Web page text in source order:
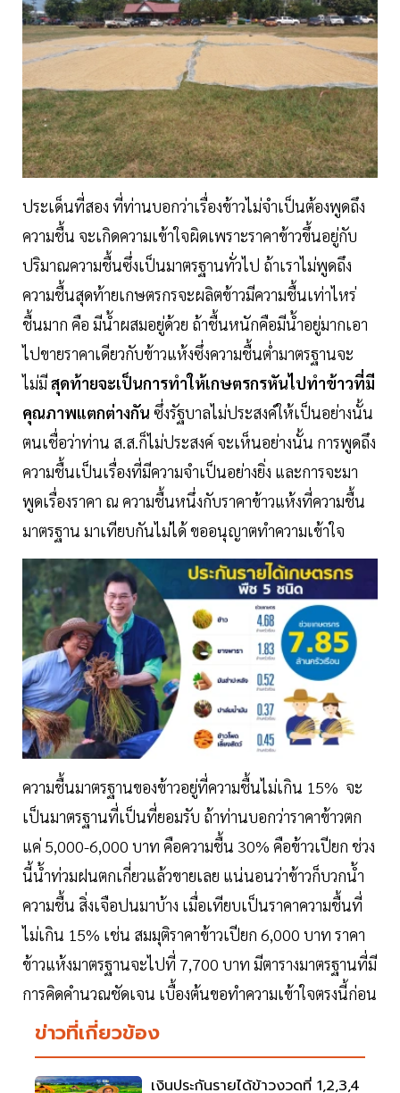
ประเด็นที่สอง ที่ท่านบอกว่าเรื่องข้าวไม่จำเป็นต้องพูดถึง
ความชื้น จะเกิดความเข้าใจผิดเพราะราคาข้าวขึ้นอยู่กับ
ปริมาณความชื้นซึ่งเป็นมาตรฐานทั่วไป ถ้าเราไม่พูดถึง
ความชื้นสุดท้ายเกษตรกรจะผลิตข้าวมีความชื้นเท่าไหร่
ชื้นมาก คือ มีน้ำผสมอยู่ด้วย ถ้าชื้นหนักคือมีน้ำอยู่มากเอา
ไปขายราคาเดียวกับข้าวแห้งซึ่งความชื้นต่ำมาตรฐานจะ
ไม่มีสุดท้ายจะเป็นการทำให้เกษตรกรหันไปทำข้าวที่มี
คุณภาพแตกต่างกัน ซึ่งรัฐบาลไม่ประสงค์ให้เป็นอย่างนั้น
ตนเชื่อว่าท่าน ส.ส.ก็ไม่ประสงค์ จะเห็นอย่างนั้น การพูดถึง
ความชื้นเป็นเรื่องที่มีความจำเป็นอย่างยิ่ง และการจะมา
พูดเรื่องราคา ณ ความชื้นหนึ่งกับราคาข้าวแห้งที่ความชื้น
มาตรฐาน มาเทียบกันไม่ได้ ขออนุญาตทำความเข้าใจ
ความชื้นมาตรฐานของข้าวอยู่ที่ความชื้นไม่เกิน 15% จะ
เป็นมาตรฐานที่เป็นที่ยอมรับ ถ้าท่านบอกว่าราคาข้าวตก
แค่ 5,000-6,000 บาท คือความชื้น 30% คือข้าวเปียก ช่วง
นี้น้ำท่วมฝนตกเกี่ยวแล้วขายเลย แน่นอนว่าข้าวก็บวกน้ำ
ความชื้น สิ่งเจือปนมาบ้าง เมื่อเทียบเป็นราคาความชื้นที่
ไม่เกิน 15% เช่น สมมุติราคาข้าวเปียก 6,000 บาท ราคา
ข้าวแห้งมาตรฐานจะไปที่ 7,700 บาท มีตารางมาตรฐานที่มี
การคิดคำนวณชัดเจน เบื้องต้นขอทำความเข้าใจตรงนี้ก่อน
ข่าวที่เกี่ยวข้อง
เงินประกันรายได้ข้าวงวดที่ 1,2,3,4